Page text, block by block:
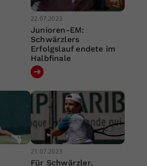
22.07.2023
Junioren-EM:
Schwärzlers
Erfolgslauf endete im
Halbfinale
21.07.2023
Für Schwärzler,